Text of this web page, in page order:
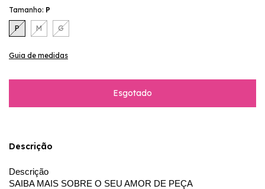
Tamanho: P
P M G
Guia de medidas
Descrição
Descrição
SAIBA MAIS SOBRE O SEU AMOR DE PEÇA